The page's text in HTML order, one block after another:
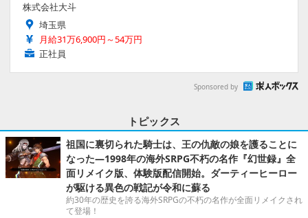
株式会社大斗
埼玉県
月給31万6,900円～54万円
正社員
Sponsored by
トピックス
祖国に裏切られた騎士は、王の仇敵の娘を護ることに
なった―1998年の海外SRPG不朽の名作『幻世録』全
面リメイク版、体験版配信開始。ダーティーヒーロー
が駆ける異色の戦記が令和に蘇る
約30年の歴史を誇る海外SRPGの不朽の名作が全面リメイクされ
て登場！